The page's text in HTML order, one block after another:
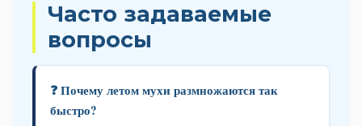
Часто задаваемые
вопросы
❓ Почему летом мухи размножаются так
быстро?